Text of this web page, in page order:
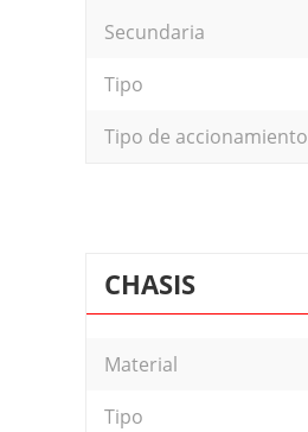
Secundaria
Tipo
Tipo de accionamiento
CHASIS
Material
Tipo